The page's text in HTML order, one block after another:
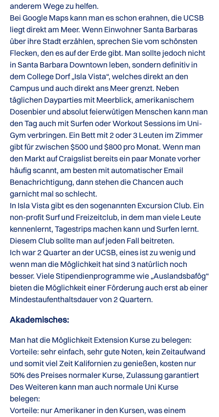
anderem Wege zu helfen.
Bei Google Maps kann man es schon erahnen, die UCSB
liegt direkt am Meer. Wenn Einwohner Santa Barbaras
über ihre Stadt erzählen, sprechen Sie vom schönsten
Flecken, den es auf der Erde gibt. Man sollte jedoch nicht
in Santa Barbara Downtown leben, sondern definitiv in
dem College Dorf „Isla Vista“, welches direkt an den
Campus und auch direkt ans Meer grenzt. Neben
täglichen Dayparties mit Meerblick, amerikanischem
Dosenbier und absolut feierwütigen Menschen kann man
den Tag auch mit Surfen oder Workout Sessions im Uni-
Gym verbringen. Ein Bett mit 2 oder 3 Leuten im Zimmer
gibt für zwischen $500 und $800 pro Monat. Wenn man
den Markt auf Craigslist bereits ein paar Monate vorher
häufig scannt, am besten mit automatischer Email
Benachrichtigung, dann stehen die Chancen auch
garnicht mal so schlecht.
In Isla Vista gibt es den sogenannten Excursion Club. Ein
non-profit Surf und Freizeitclub, in dem man viele Leute
kennenlernt, Tagestrips machen kann und Surfen lernt.
Diesem Club sollte man auf jeden Fall beitreten.
Ich war 2 Quarter an der UCSB, eines ist zu wenig und
wenn man die Möglichkeit hat sind 3 natürlich noch
besser. Viele Stipendienprogramme wie „Auslandsbafög“
bieten die Möglichkeit einer Förderung auch erst ab einer
Mindestaufenthaltsdauer von 2 Quartern.
Akademisches:
Man hat die Möglichkeit Extension Kurse zu belegen:
Vorteile: sehr einfach, sehr gute Noten, kein Zeitaufwand
und somit viel Zeit Kalifornien zu genießen, kosten nur
50% des Preises normaler Kurse, Zulassung garantiert
Des Weiteren kann man auch normale Uni Kurse
belegen:
Vorteile: nur Amerikaner in den Kursen, was einem